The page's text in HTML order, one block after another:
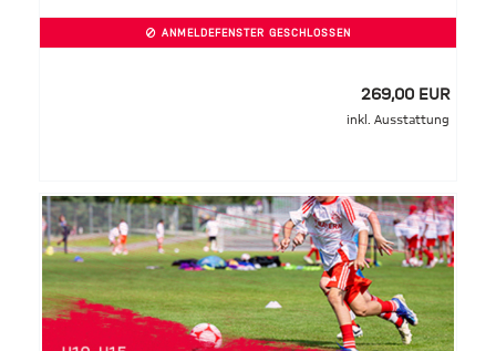
ANMELDEFENSTER GESCHLOSSEN
269,00 EUR
inkl. Ausstattung